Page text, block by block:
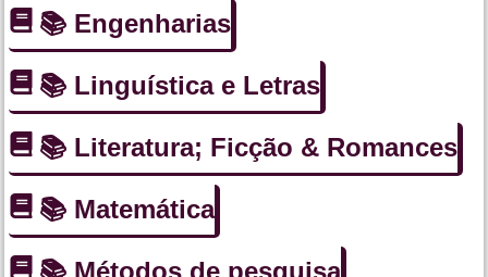
📚 Engenharias
📚 Linguística e Letras
📚 Literatura; Ficção & Romances
📚 Matemática
📚 Métodos de pesquisa